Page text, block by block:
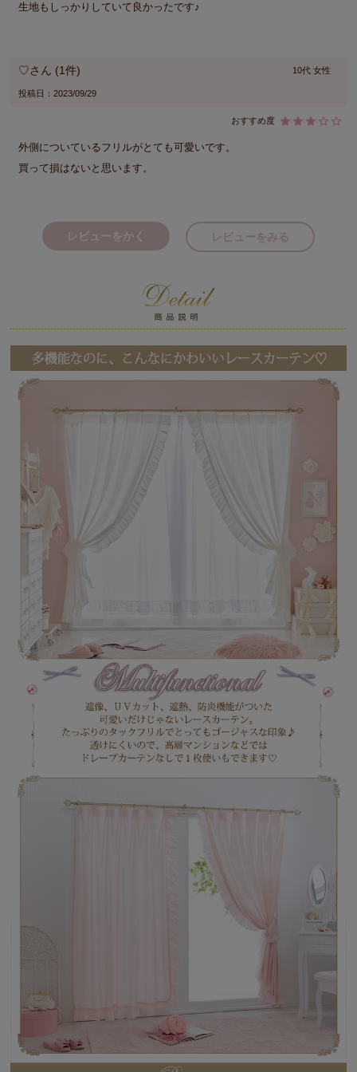
生地もしっかりしていて良かったです♪
♡ 1 10代 女性
投稿日 2023/09/29
外側についているフリルがとても可愛いです。
買って損はないと思います。
レビューをかく レビューをみる